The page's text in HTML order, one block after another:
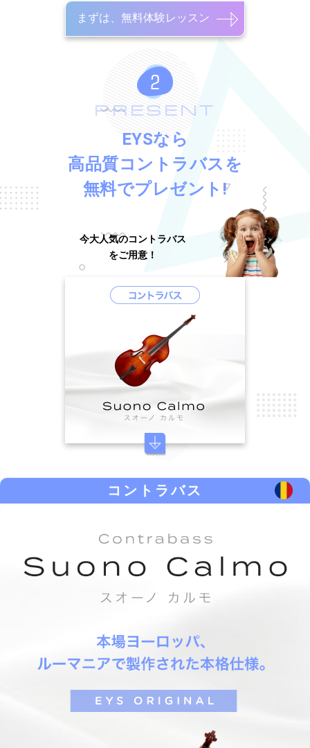
まずは、無料体験レッスン
PRESENT
EYSなら
高品質コントラバスを
無料でプレゼント!
今大人気のコントラバス
をご用意！
コントラバス